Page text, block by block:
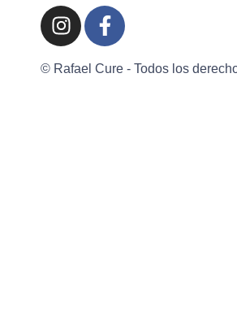
© Rafael Cure - Todos los